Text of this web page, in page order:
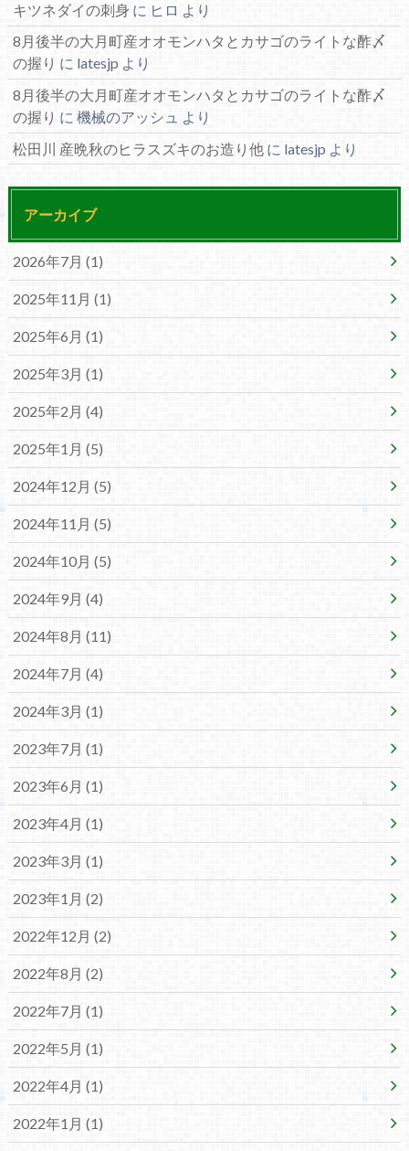
キツネダイの刺身 に ヒロ より
8月後半の大月町産オオモンハタとカサゴのライトな酢〆
の握り に latesjp より
8月後半の大月町産オオモンハタとカサゴのライトな酢〆
の握り に 機械のアッシュ より
松田川 産晩秋のヒラスズキのお造り他 に latesjp より
アーカイブ
2026年7月 (1)
2025年11月 (1)
2025年6月 (1)
2025年3月 (1)
2025年2月 (4)
2025年1月 (5)
2024年12月 (5)
2024年11月 (5)
2024年10月 (5)
2024年9月 (4)
2024年8月 (11)
2024年7月 (4)
2024年3月 (1)
2023年7月 (1)
2023年6月 (1)
2023年4月 (1)
2023年3月 (1)
2023年1月 (2)
2022年12月 (2)
2022年8月 (2)
2022年7月 (1)
2022年5月 (1)
2022年4月 (1)
2022年1月 (1)